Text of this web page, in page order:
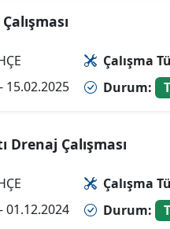
Çalışma
15.02.2025 Durum:
Drenaj Çalışması
Çalışma
01.12.2024 Durum: